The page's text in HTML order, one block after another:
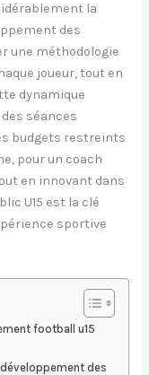
la
des
une méthodologie
joueur, tout en
dynamique
séances
budgets restreints
pour un coach
en innovant dans
U15 est la clé
sportive
football u15
des